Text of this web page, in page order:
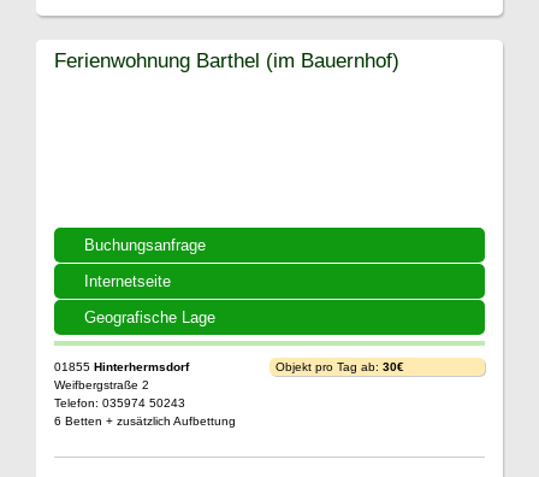
Buchungsanfrage
Internetseite
Geografische Lage
Ferienwohnung Barthel (im Bauernhof)
01855 Hinterhermsdorf
Weifbergstraße 2
Telefon: 035974 50243
6 Betten + zusätzlich Aufbettung
Objekt pro Tag ab: 30€